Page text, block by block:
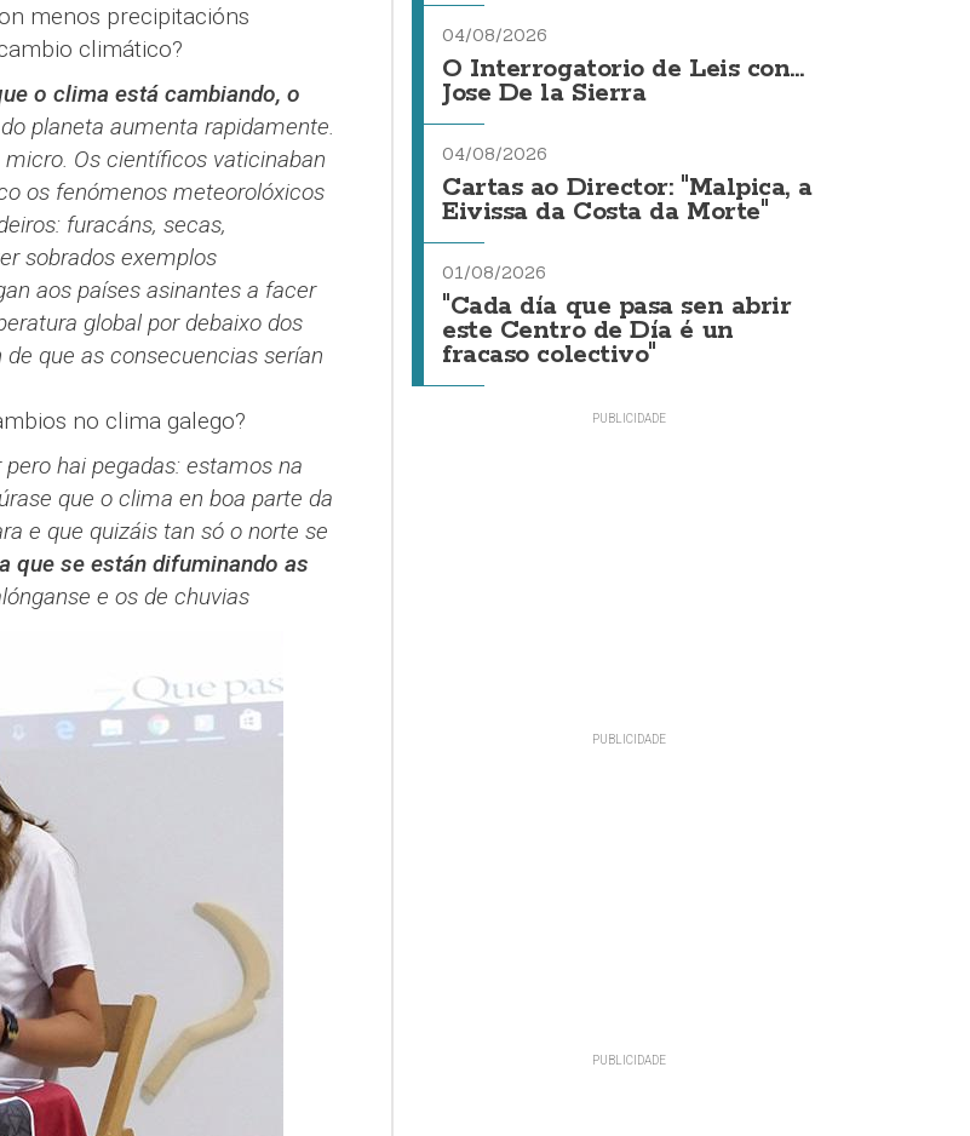
menos precipitacións
climático?
o clima está cambiando, o
planeta aumenta rapidamente.
Os científicos vaticinaban
os fenómenos meteorolóxicos
furacáns, secas,
sobrados exemplos
aos países asinantes a facer
global por debaixo dos
que as consecuencias serían
no clima galego?
hai pegadas: estamos na
que o clima en boa parte da
e que quizáis tan só o norte se
que se están difuminando as
e os de chuvias
04/08/2026
O Interrogatorio de Leis con...
Jose De la Sierra
04/08/2026
Cartas ao Director: "Malpica, a
Eivissa da Costa da Morte"
01/08/2026
"Cada día que pasa sen abrir
este Centro de Día é un
fracaso colectivo"